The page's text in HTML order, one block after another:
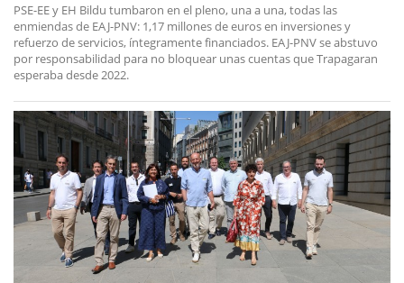
PSE-EE y EH Bildu tumbaron en el pleno, una a una, todas las
enmiendas de EAJ-PNV: 1,17 millones de euros en inversiones y
refuerzo de servicios, íntegramente financiados. EAJ-PNV se abstuvo
por responsabilidad para no bloquear unas cuentas que Trapagaran
esperaba desde 2022.